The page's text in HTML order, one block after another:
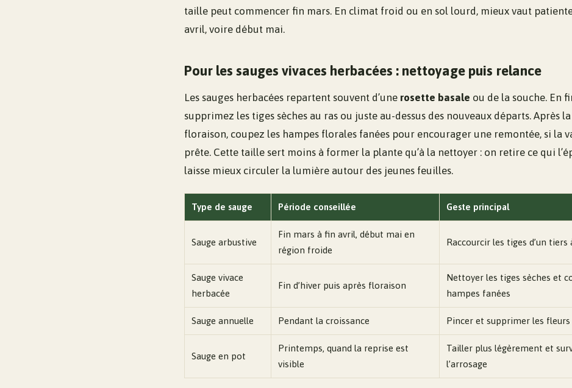
taille peut commencer fin mars. En climat froid ou en sol lourd, mieux vaut
avril, voire début mai.
Pour les sauges vivaces herbacées : nettoyage puis relance
Les sauges herbacées repartent souvent d’une rosette basale ou de la souche. En
supprimez les tiges sèches au ras ou juste au-dessus des nouveaux départs. Après
floraison, coupez les hampes florales fanées pour encourager une remontée, si la
prête. Cette taille sert moins à former la plante qu’à la nettoyer : on retire ce qui
laisse mieux circuler la lumière autour des jeunes feuilles.
Type de sauge Période conseillée Geste principal
Sauge arbustive
Fin mars à fin avril, début mai en
région froide
Raccourcir les tiges d’un
Sauge vivace
herbacée
Fin d’hiver puis après floraison
Nettoyer les tiges sèches et
hampes fanées
Sauge annuelle Pendant la croissance Pincer et supprimer les fleurs
Sauge en pot
Printemps, quand la reprise est
visible
Tailler plus légèrement et
l’arrosage